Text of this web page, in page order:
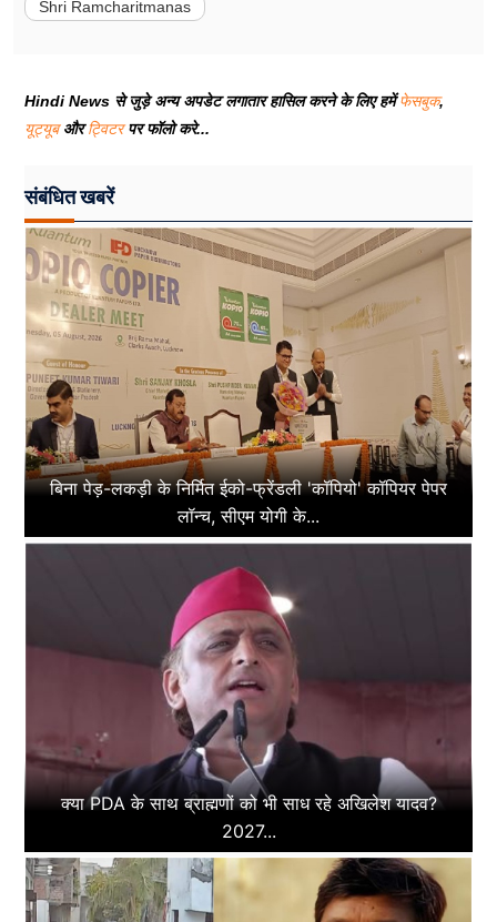
Shri Ramcharitmanas
Hindi News से जुड़े अन्य अपडेट लगातार हासिल करने के लिए हमेंफेसबुक,
यूट्यूबऔरट्विटरपर फॉलो करे...
संबंधित खबरें
बिना पेड़-लकड़ी के निर्मित ईको-फ्रेंडली 'कॉपियो' कॉपियर पेपर
लॉन्च, सीएम योगी के...
क्या PDA के साथ ब्राह्मणों को भी साध रहे अखिलेश यादव?
2027...